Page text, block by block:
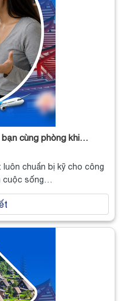
cùng phòng khi…
chuẩn bị kỹ cho công
cuộc sống…